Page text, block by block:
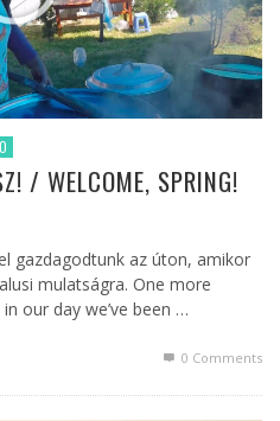
/ WELCOME, SPRING!
gazdagodtunk az úton, amikor
mulatságra. One more
our day we’ve been …
0 Comments